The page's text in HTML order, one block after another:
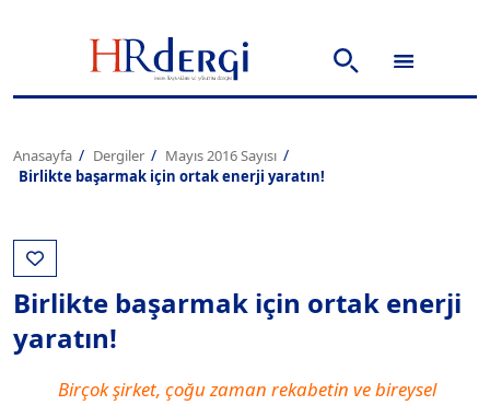
Anasayfa Dergiler
Mayıs 2016 Sayısı
Birlikte başarmak için ortak enerji yaratın!
Birlikte başarmak için ortak enerji
yaratın!
Birçok şirket, çoğu zaman rekabetin ve bireysel